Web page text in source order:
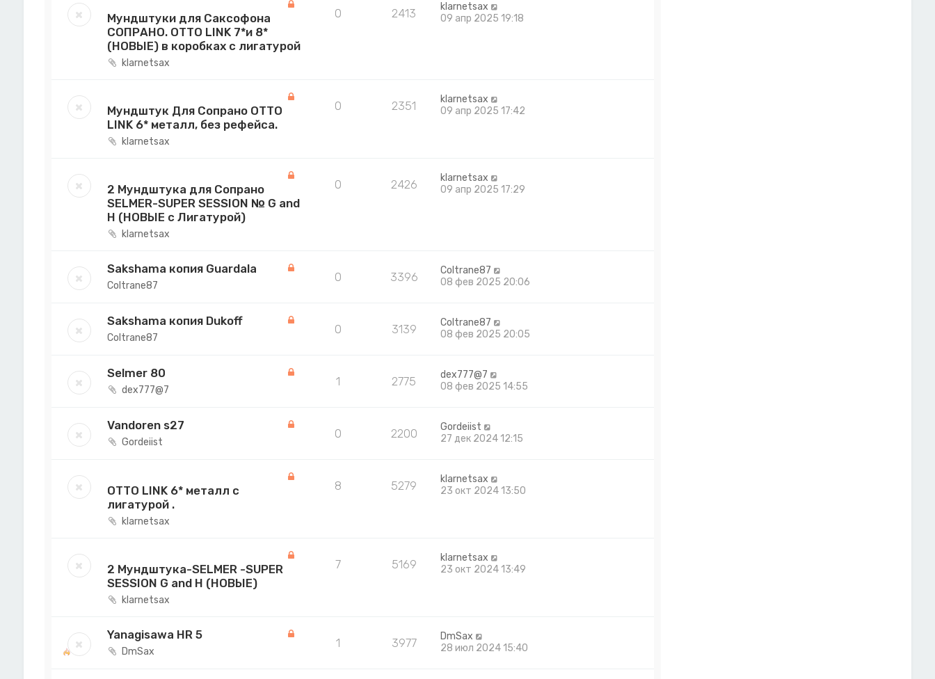
Мундштуки для Саксофона
СОПРАНО. OTTO LINK 7*и 8*
(НОВЫЕ) в коробках с лигатурой
klarnetsax
0 2413
klarnetsax
09 апр 2025 19:18
Мундштук Для Сопрано OTTO
LINK 6* металл, без рефейса.
klarnetsax
0 2351
klarnetsax
09 апр 2025 17:42
2 Мундштука для Сопрано
SELMER-SUPER SESSION № G and
H (НОВЫЕ с Лигатурой)
klarnetsax
0 2426
klarnetsax
09 апр 2025 17:29
Sakshama копия Guardala
Coltrane87
0 3396
Coltrane87
08 фев 2025 20:06
Sakshama копия Dukoff
Coltrane87
0 3139
Coltrane87
08 фев 2025 20:05
Selmer 80
dex777@7
1 2775
dex777@7
08 фев 2025 14:55
Vandoren s27
Gordeiist
0 2200
Gordeiist
27 дек 2024 12:15
OTTO LINK 6* металл с
лигатурой .
klarnetsax
8 5279
klarnetsax
23 окт 2024 13:50
2 Мундштука-SELMER -SUPER
SESSION G and H (НОВЫЕ)
klarnetsax
7 5169
klarnetsax
23 окт 2024 13:49
Yanagisawa HR 5
DmSax
1 3977
DmSax
28 июл 2024 15:40